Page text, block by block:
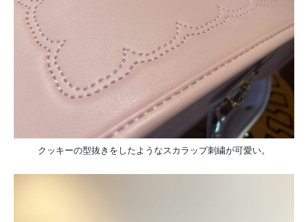
クッキーの型抜きをしたようなスカラップ刺繍が可愛い。